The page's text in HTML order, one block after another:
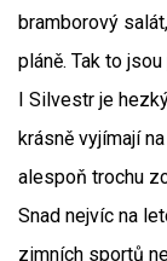
bramborový
pláně. Tak to
I Silvestr je
krásně vyjímají
alespoň trochu
Snad nejvíc na
zimních sportů